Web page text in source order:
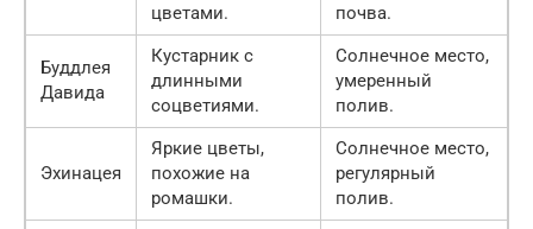
цветами.
почва.
Буддлея
Давида
Кустарник с
длинными
соцветиями.
Солнечное место,
умеренный
полив.
Эхинацея
Яркие цветы,
похожие на
ромашки.
Солнечное место,
регулярный
полив.